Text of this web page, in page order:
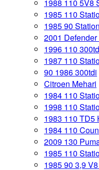
1988 110 5V8
1985 110
1985 90
2001
1996 110
1987 110
90 1986 300tdi
Citroen Mehari
1984 110
1998 110
1983 110 TD5
1984 110
2009 130
1985 110
1985 90 3,9